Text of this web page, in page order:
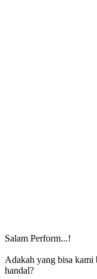
Salam Perform...!
Adakah yang bisa kami
handal?